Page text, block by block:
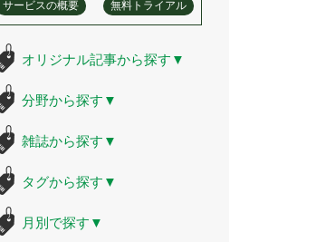
サービスの概要 無料トライアル
オリジナル記事から探す ▼
分野から探す ▼
雑誌から探す ▼
タグから探す ▼
月別で探す ▼